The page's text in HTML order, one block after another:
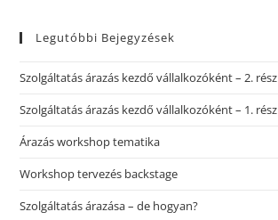
Legutóbbi Bejegyzések
Szolgáltatás árazás kezdő vállalkozóként – 2. rész
Szolgáltatás árazás kezdő vállalkozóként – 1. rész
Árazás workshop tematika
Workshop tervezés backstage
Szolgáltatás árazása – de hogyan?